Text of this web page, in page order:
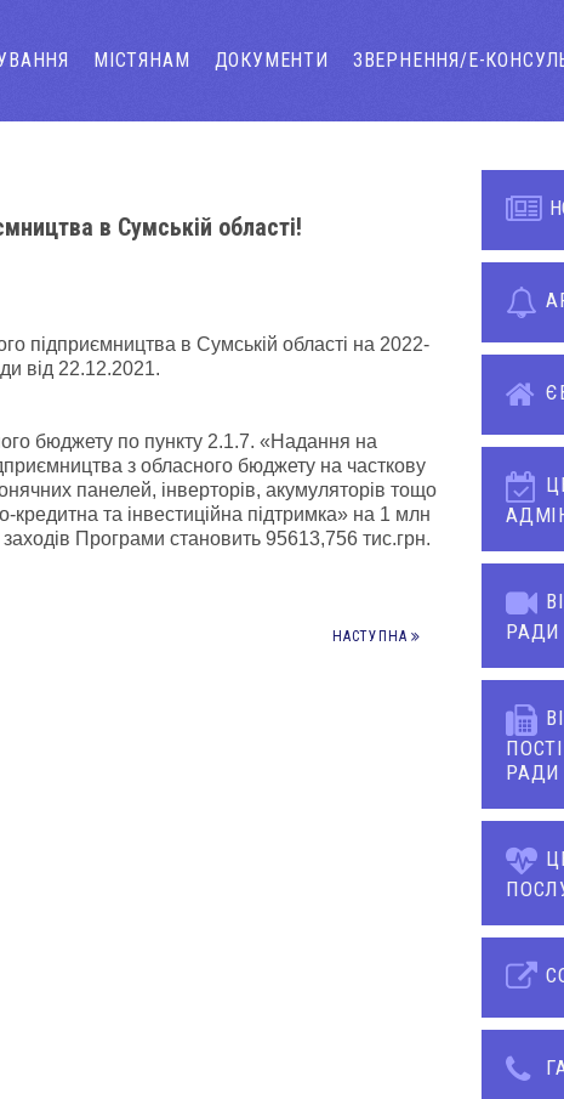
МІСТЯНАМ ДОКУМЕНТИ ЗВЕРНЕННЯ/Е-
в Сумській області!
підприємництва в Сумській області на 2022-
від 22.12.2021.
бюджету по пункту 2.1.7. «Надання на
з обласного бюджету на часткову
панелей, інверторів, акумуляторів тощо
кредитна та інвестиційна підтримка» на 1 млн
Програми становить 95613,756 тис.грн.
НАСТУПНА
РАДИ
РАДИ